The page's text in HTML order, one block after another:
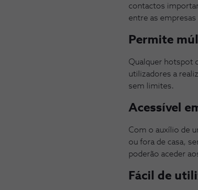
contactos
entre as
Permite
Qualquer hotspot
utilizadores a
sem limites.
Acessível
Com o auxílio de
ou fora de casa,
poderão aceder
Fácil de